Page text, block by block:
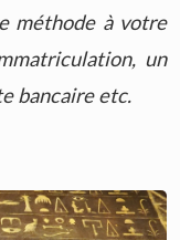
méthode à votre
un
bancaire etc.